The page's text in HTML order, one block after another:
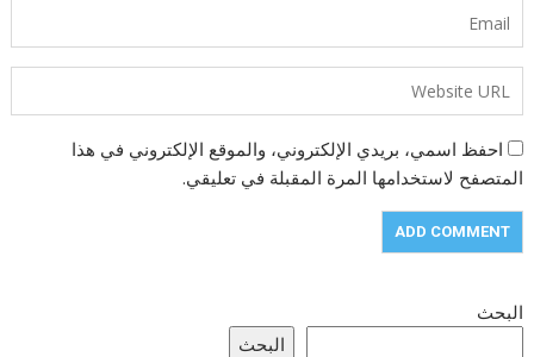
احفظ اسمي، بريدي الإلكتروني، والموقع الإلكتروني في هذا
المتصفح لاستخدامها المرة المقبلة في تعليقي.
البحث
البحث